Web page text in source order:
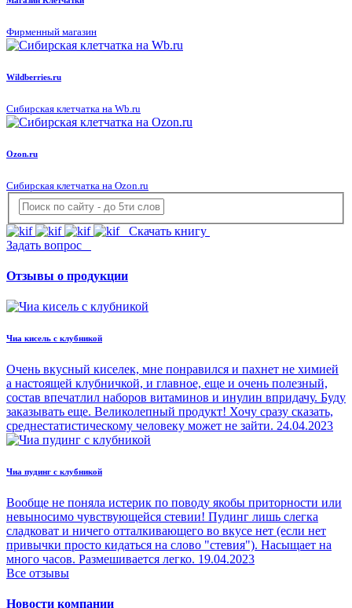
Фирменный магазин
Wildberries.ru
Сибирская клетчатка на Wb.ru
Ozon.ru
Сибирская клетчатка на Ozon.ru
Скачать книгу
Задать вопрос
Отзывы о продукции
Чиа кисель с клубникой
Очень вкусный киселек, мне понравился и пахнет не химией
а настоящей клубничкой, и главное, еще и очень полезный,
состав впечатлил наборов витаминов и инулин впридачу. Буду
заказывать еще. Великолепный продукт! Хочу сразу сказать,
среднестатистическому человеку может не зайти. 24.04.2023
Чиа пудинг с клубникой
Вообще не поняла истерик по поводу якобы приторности или
невыносимо чувствующейся стевии! Пудинг лишь слегка
сладковат и ничего отталкивающего во вкусе нет (если нет
привычки просто кидаться на слово "стевия"). Насыщает на
много часов. Размешивается легко. 19.04.2023
Все отзывы
Новости компании